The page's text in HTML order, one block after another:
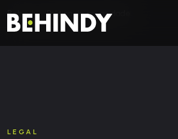
Saltar para o conteúdo
Behindy Política de privacidade
LEGAL